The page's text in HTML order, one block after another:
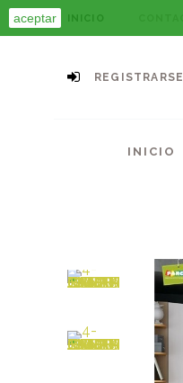
aceptar INICIO
REGISTRARSE
INICIO